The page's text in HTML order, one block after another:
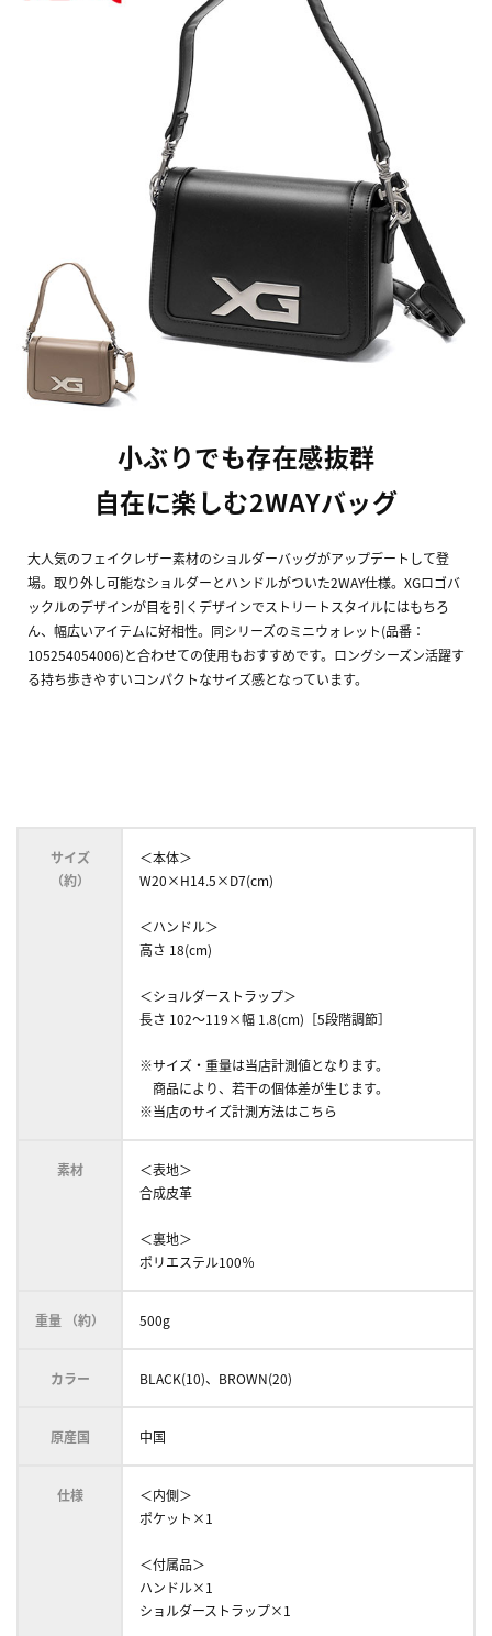
小ぶりでも存在感抜群
自在に楽しむ2WAYバッグ
大人気のフェイクレザー素材のショルダーバッグがアップデートして登
場。取り外し可能なショルダーとハンドルがついた2WAY仕様。XGロゴバ
ックルのデザインが目を引くデザインでストリートスタイルにはもちろ
ん、幅広いアイテムに好相性。同シリーズのミニウォレット(品番：
105254054006)と合わせての使用もおすすめです。ロングシーズン活躍す
る持ち歩きやすいコンパクトなサイズ感となっています。
サイズ
（約）
＜本体＞
W20×H14.5×D7(cm)
＜ハンドル＞
高さ 18(cm)
＜ショルダーストラップ＞
長さ 102～119×幅 1.8(cm)［5段階調節］
※サイズ・重量は当店計測値となります。
商品により、若干の個体差が生じます。
※当店のサイズ計測方法はこちら
素材
＜表地＞
合成皮革
＜裏地＞
ポリエステル100％
重量 （約） 500g
カラー BLACK(10)、BROWN(20)
原産国 中国
仕様
＜内側＞
ポケット×1
＜付属品＞
ハンドル×1
ショルダーストラップ×1